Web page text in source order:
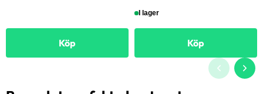
Köp
I lager
Köp